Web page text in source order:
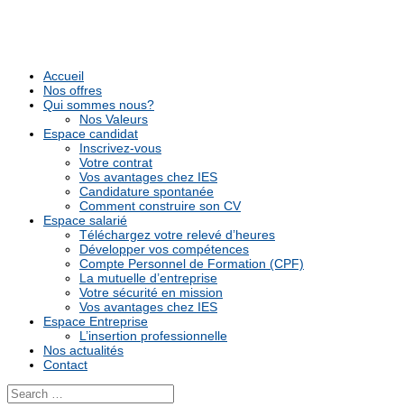
Accueil
Nos offres
Qui sommes nous?
Nos Valeurs
Espace candidat
Inscrivez-vous
Votre contrat
Vos avantages chez IES
Candidature spontanée
Comment construire son CV
Espace salarié
Téléchargez votre relevé d’heures
Développer vos compétences
Compte Personnel de Formation (CPF)
La mutuelle d’entreprise
Votre sécurité en mission
Vos avantages chez IES
Espace Entreprise
L’insertion professionnelle
Nos actualités
Contact